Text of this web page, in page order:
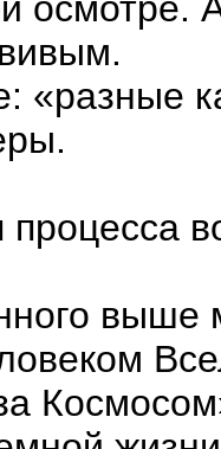
«разные
выше